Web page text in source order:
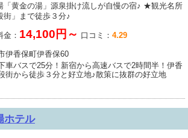
黄金の湯」源泉掛け流しが自慢の宿♪ ★観光名所
街」まで徒歩３分♪
金： 14,100円～ 口コミ： 4.29
伊香保町伊香保60
車バスで25分！新宿から高速バスで2時間半！伊香
街から徒歩３分と好立地♪散策に抜群の好立地
テル